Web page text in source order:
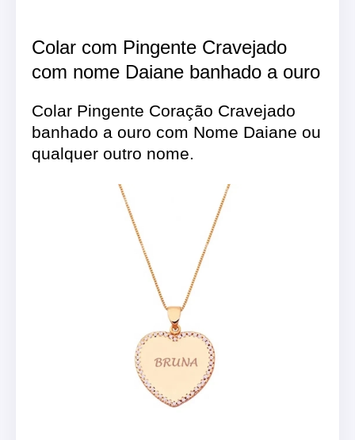
Colar com Pingente Cravejado
com nome Daiane banhado a ouro
Colar Pingente Coração Cravejado
banhado a ouro com Nome Daiane ou
qualquer outro nome.